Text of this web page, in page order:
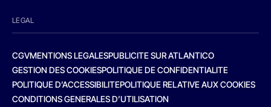
LEGAL
CGVMENTIONS LEGALESPUBLICITE SUR ATLANTICO
GESTION DES COOKIESPOLITIQUE DE CONFIDENTIALITE
POLITIQUE D’ACCESSIBILITEPOLITIQUE RELATIVE AUX COOKIES
CONDITIONS GENERALES D’UTILISATION